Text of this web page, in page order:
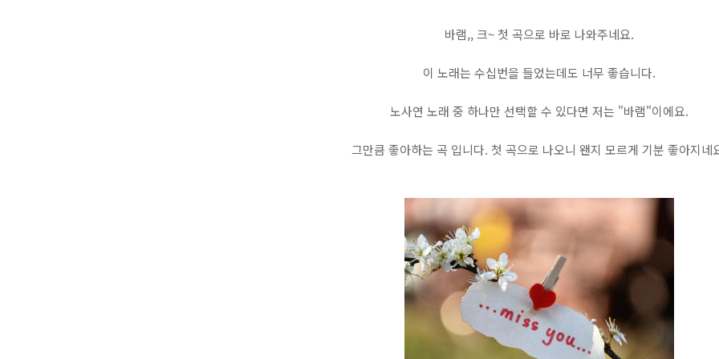
바램,, 크~ 첫 곡으로 바로 나와주네요.
이 노래는 수십번을 들었는데도 너무 좋습니다.
노사연 노래 중 하나만 선택할 수 있다면 저는 "바램"이에요.
그만큼 좋아하는 곡 입니다. 첫 곡으로 나오니 왠지 모르게 기분 좋아지네